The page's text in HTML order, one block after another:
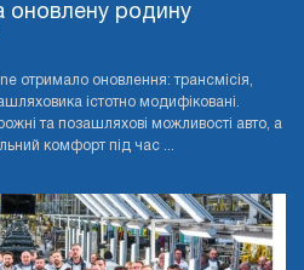
оновлену родину
отримало оновлення: трансмісія,
істотно модифіковані.
та позашляхові можливості авто, а
комфорт під час ...